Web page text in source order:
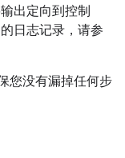
出定向到控制
日志记录，请参
您没有漏掉任何步